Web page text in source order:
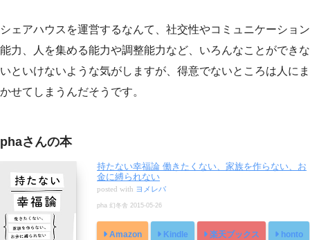
シェアハウスを運営するなんて、社交性やコミュニケーション
能力、人を集める能力や調整能力など、いろんなことができな
いといけないような気がしますが、得意でないところは人にま
かせてしまうんだそうです。
phaさんの本
持たない幸福論 働きたくない、家族を作らない、お
金に縛られない
posted with ヨメレバ
pha 幻冬舎 2015-05-26
Amazon Kindle 楽天ブックス honto